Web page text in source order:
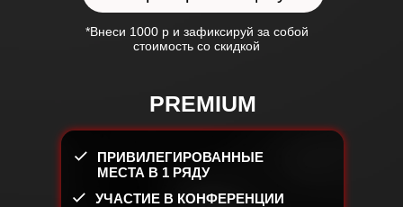
ПРИВИЛЕГИРОВАННЫЕ
МЕСТА В 1 РЯДУ
УЧАСТИЕ В КОНФЕРЕНЦИИ
PREMIUM
*Внеси 1000 р и зафиксируй за собой
стоимость со скидкой